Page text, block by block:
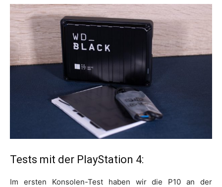
Tests mit der PlayStation 4:
Im ersten Konsolen-Test haben wir die P10 an der